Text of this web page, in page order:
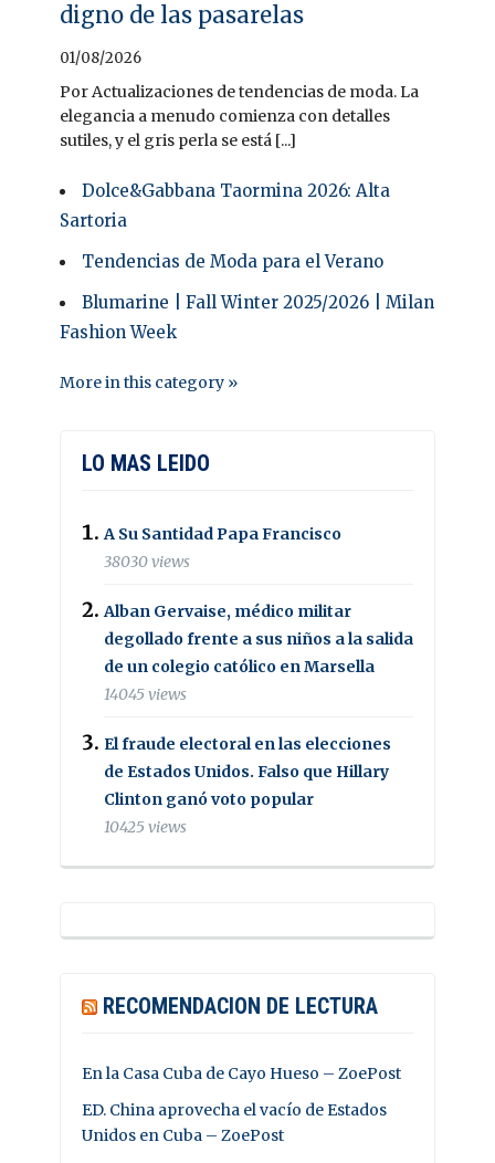
digno de las pasarelas
01/08/2026
Por Actualizaciones de tendencias de moda. La
elegancia a menudo comienza con detalles
sutiles, y el gris perla se está [...]
Dolce&Gabbana Taormina 2026: Alta
Sartoria
Tendencias de Moda para el Verano
Blumarine | Fall Winter 2025/2026 | Milan
Fashion Week
More in this category »
LO MAS LEIDO
A Su Santidad Papa Francisco
38030 views
Alban Gervaise, médico militar
degollado frente a sus niños a la salida
de un colegio católico en Marsella
14045 views
El fraude electoral en las elecciones
de Estados Unidos. Falso que Hillary
Clinton ganó voto popular
10425 views
RECOMENDACION DE LECTURA
En la Casa Cuba de Cayo Hueso – ZoePost
ED. China aprovecha el vacío de Estados
Unidos en Cuba – ZoePost